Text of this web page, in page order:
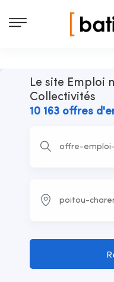
Le site Emploi
Collectivités
10 163 offres